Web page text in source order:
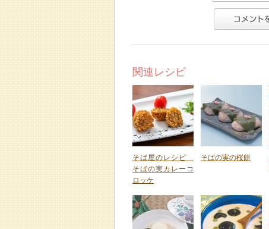
関連レシピ
そば屋のレシピ
そばの実カレーコ
ロッケ
そばの実の桜餅